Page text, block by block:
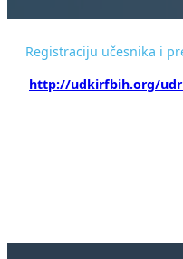
Registraciju učesnika i
http://udkirfbih.org/